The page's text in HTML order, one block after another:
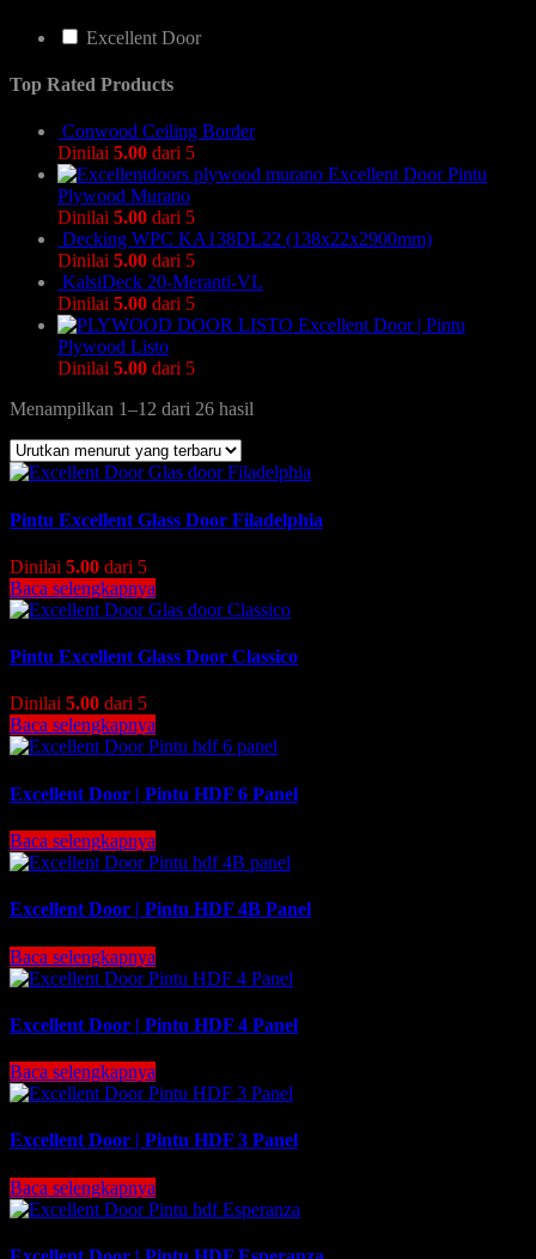
Excellent Door
Top Rated Products
Conwood Ceiling Border
Dinilai 5.00 dari 5
Excellent Door Pintu
Plywood Murano
Dinilai 5.00 dari 5
Decking WPC KA138DL22 (138x22x2900mm)
Dinilai 5.00 dari 5
KalsiDeck 20-Meranti-VL
Dinilai 5.00 dari 5
Excellent Door | Pintu
Plywood Listo
Dinilai 5.00 dari 5
Menampilkan 1–12 dari 26 hasil
Pintu Excellent Glass Door Filadelphia
Dinilai 5.00 dari 5
Baca selengkapnya
Pintu Excellent Glass Door Classico
Dinilai 5.00 dari 5
Baca selengkapnya
Excellent Door | Pintu HDF 6 Panel
Baca selengkapnya
Excellent Door | Pintu HDF 4B Panel
Baca selengkapnya
Excellent Door | Pintu HDF 4 Panel
Baca selengkapnya
Excellent Door | Pintu HDF 3 Panel
Baca selengkapnya